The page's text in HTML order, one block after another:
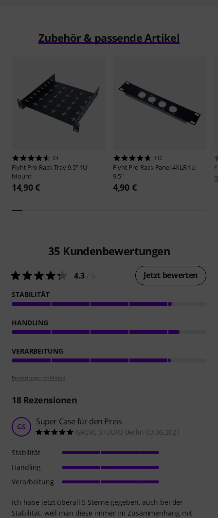
Zubehör & passende Artikel
54
Flyht Pro Rack Tray 9,5" 1U
Mount
14,90 €
112
Flyht Pro Rack Panel 4XLR 1U
9,5"
4,90 €
35 Kundenbewertungen
4.3 Jetzt bewerten
STABILITÄT
HANDLING
VERARBEITUNG
Bewertungsrichtlinien
18Rezensionen
GS Super Case für den Preis
GREVE STUDIO Berlin 03.06.2021
Ich habe jetzt überall 5 Sterne gegeben, auch bei der
Stabilität, weil man diese immer im Zusammenhang mit
Stabilität
Handling
Verarbeitung